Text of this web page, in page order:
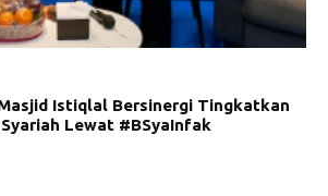
Istiqlal Bersinergi Tingkatkan
Lewat #BSyaInfak